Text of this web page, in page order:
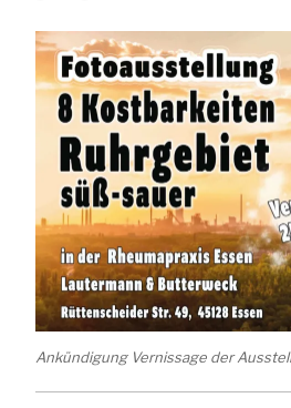
Ankündigung Vernissage der